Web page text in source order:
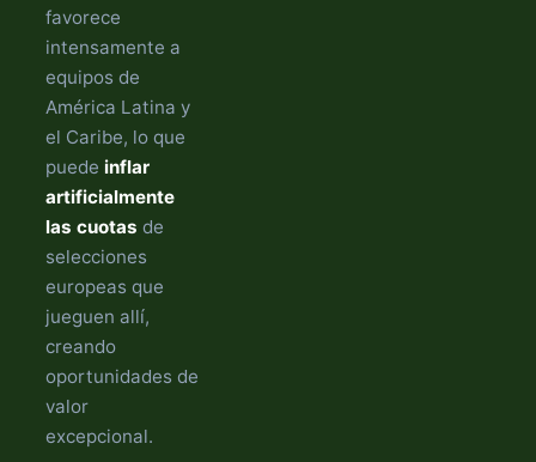
favorece
intensamente a
equipos de
América Latina y
el Caribe, lo que
puede inflar
artificialmente
las cuotas de
selecciones
europeas que
jueguen allí,
creando
oportunidades de
valor
excepcional.